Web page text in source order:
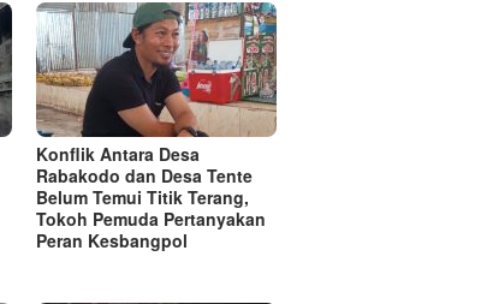
Konflik Antara Desa
Rabakodo dan Desa Tente
Belum Temui Titik Terang,
Tokoh Pemuda Pertanyakan
Peran Kesbangpol